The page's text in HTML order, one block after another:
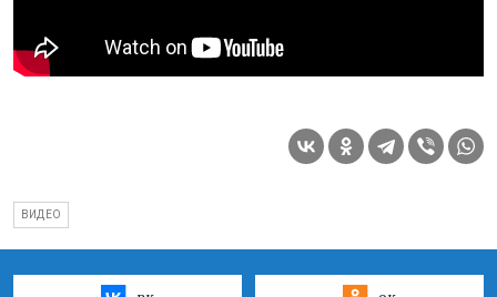
ВИДЕО